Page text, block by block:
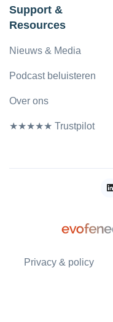
Support &
Resources
Nieuws & Media
Podcast beluisteren
Over ons
★★★★★ Trustpilot
Privacy & policy